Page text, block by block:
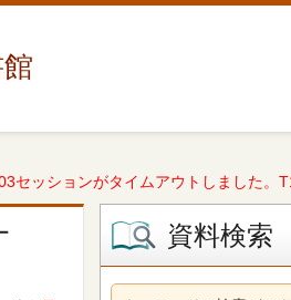
セッションがタイムアウトしました。
資料検索